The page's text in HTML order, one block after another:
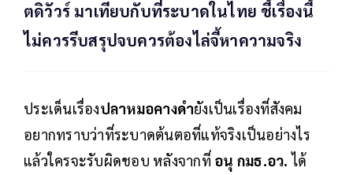
ตดิวัวร์ มาเทียบกับที่ระบาดในไทย ชี้เรื่องนี้
ไม่ควรรีบสรุปจบควรต้องไล่จี้หาความจริง
ประเด็นเรื่องปลาหมอคางดำยังเป็นเรื่องที่สังคม
อยากทราบว่าที่ระบาดต้นตอที่แท้จริงเป็นอย่างไร
แล้วใครจะรับผิดชอบ หลังจากที่ อนุ กมธ.อว. ได้